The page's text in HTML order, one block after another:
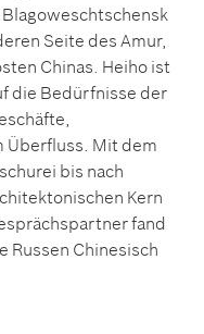
Seite des Amur,
Chinas. Heiho ist
die Bedürfnisse der
Überfluss. Mit dem
bis nach
Kern
fand
Russen Chinesisch